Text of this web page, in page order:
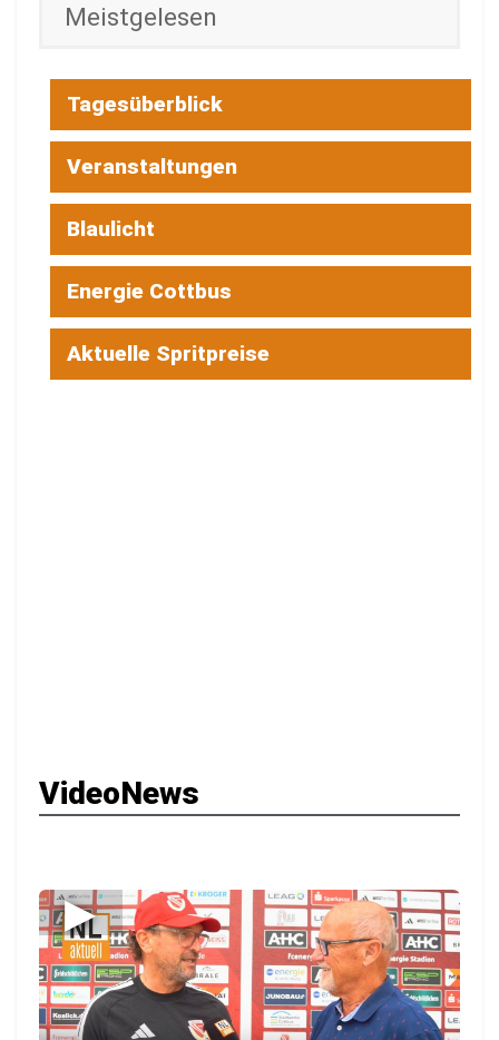
Meistgelesen
Tagesüberblick
Veranstaltungen
Blaulicht
Energie Cottbus
Aktuelle Spritpreise
VideoNews
▶